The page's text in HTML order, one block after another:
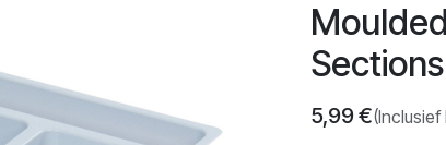
5,99€(Inclusief